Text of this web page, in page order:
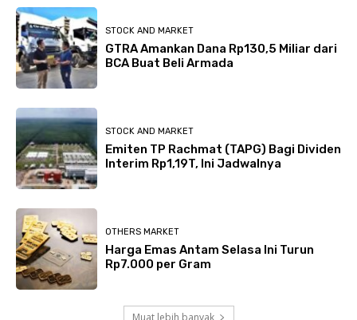
STOCK AND MARKET
GTRA Amankan Dana Rp130,5 Miliar dari
BCA Buat Beli Armada
STOCK AND MARKET
Emiten TP Rachmat (TAPG) Bagi Dividen
Interim Rp1,19T, Ini Jadwalnya
OTHERS MARKET
Harga Emas Antam Selasa Ini Turun
Rp7.000 per Gram